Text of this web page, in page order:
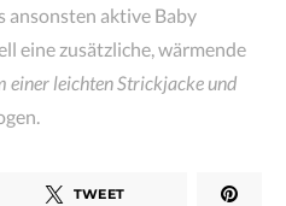
ansonsten aktive Baby
eine zusätzliche, wärmende
einer leichten Strickjacke und
TWEET